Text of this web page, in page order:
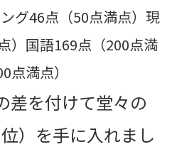
グ46点（50点満点）現
）国語169点（200点満
点満点）
差を付けて堂々の
）を手に入れまし